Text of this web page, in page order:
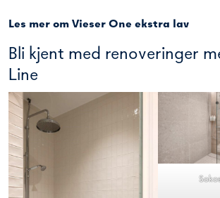
Les mer om Vieser One ekstra lav
Bli kjent med renoveringer
Line